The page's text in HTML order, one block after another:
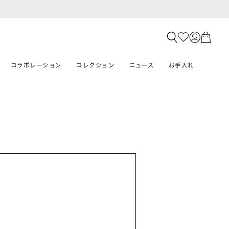
コラボレーション コレクション ニュース お手入れ